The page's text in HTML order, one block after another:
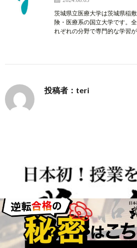
茨城県立医療大学は茨城県稲
険・医療系の国立大学です。
れぞれの分野で専門的な学習
投稿者：teri